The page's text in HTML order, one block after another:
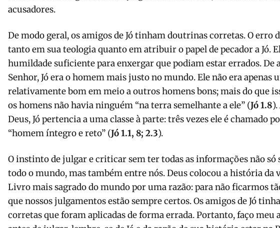
acusadores.
De modo geral, os amigos de Jó tinham doutrinas corretas. O erro
tanto em sua teologia quanto em atribuir o papel de pecador a Jó.
humildade suficiente para enxergar que podiam estar errados. De
Senhor, Jó era o homem mais justo no mundo. Ele não era apenas
relativamente bom em meio a outros homens bons; mais do que
os homens não havia ninguém “na terra semelhante a ele” (Jó 1.8
Deus, Jó pertencia a uma classe à parte: três vezes ele é chamado
“homem íntegro e reto” (Jó 1.1, 8; 2.3).
O instinto de julgar e criticar sem ter todas as informações não só
todo o mundo, mas também entre nós. Deus colocou a história da
Livro mais sagrado do mundo por uma razão: para não ficarmos
que nossos julgamentos estão sempre certos. Os amigos de Jó
corretas que foram aplicadas de forma errada. Portanto, faço meu